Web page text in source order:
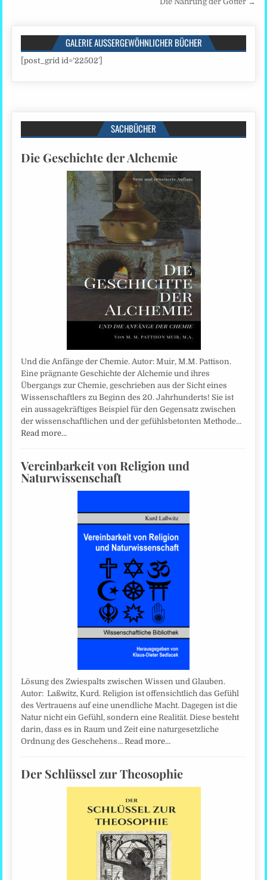
GALERIE AUSSERGEWÖHNLICHER BÜCHER
[post_grid id=’22502′]
SACHBÜCHER
Die Geschichte der Alchemie
Und die Anfänge der Chemie. Autor: Muir, M.M. Pattison.
Eine prägnante Geschichte der Alchemie und ihres
Übergangs zur Chemie, geschrieben aus der Sicht eines
Wissenschaftlers zu Beginn des 20. Jahrhunderts! Sie ist
ein aussagekräftiges Beispiel für den Gegensatz zwischen
der wissenschaftlichen und der gefühlsbetonten Methode…
Read more…
Vereinbarkeit von Religion und
Naturwissenschaft
Lösung des Zwiespalts zwischen Wissen und Glauben.
Autor: Laßwitz, Kurd. Religion ist offensichtlich das Gefühl
des Vertrauens auf eine unendliche Macht. Dagegen ist die
Natur nicht ein Gefühl, sondern eine Realität. Diese besteht
darin, dass es in Raum und Zeit eine naturgesetzliche
Ordnung des Geschehens…Read more…
Der Schlüssel zur Theosophie